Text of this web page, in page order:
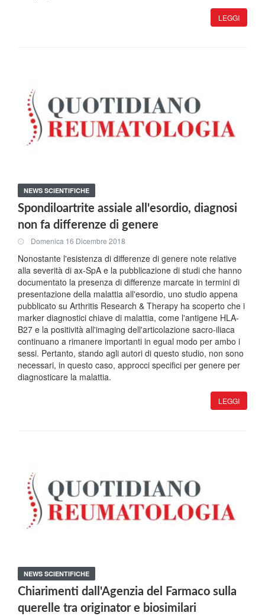
LEGGI
NEWS SCIENTIFICHE
Spondiloartrite assiale all'esordio, diagnosi
non fa differenze di genere
Domenica 16 Dicembre 2018
Nonostante l'esistenza di differenze di genere note relative
alla severità di ax-SpA e la pubblicazione di studi che hanno
documentato la presenza di differenze marcate in termini di
presentazione della malattia all'esordio, uno studio appena
pubblicato su Arthritis Research & Therapy ha scoperto che i
marker diagnostici chiave di malattia, come l'antigene HLA-
B27 e la positività all'imaging dell'articolazione sacro-iliaca
continuano a rimanere importanti in egual modo per ambo i
sessi. Pertanto, stando agli autori di questo studio, non sono
necessari, in questo caso, approcci specifici per genere per
diagnosticare la malattia.
LEGGI
NEWS SCIENTIFICHE
Chiarimenti dall'Agenzia del Farmaco sulla
querelle tra originator e biosimilari